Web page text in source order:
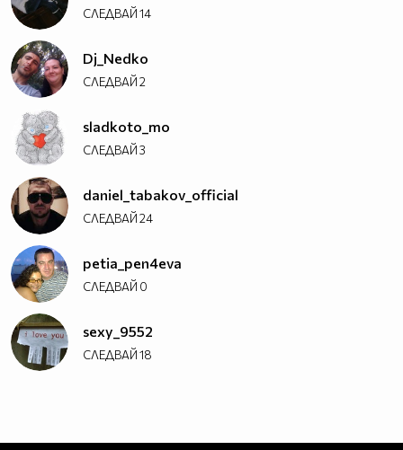
СЛЕДВАЙ14
Dj_Nedko
СЛЕДВАЙ2
sladkoto_mo
СЛЕДВАЙ3
daniel_tabakov_official
СЛЕДВАЙ24
petia_pen4eva
СЛЕДВАЙ 0
sexy_9552
СЛЕДВАЙ18